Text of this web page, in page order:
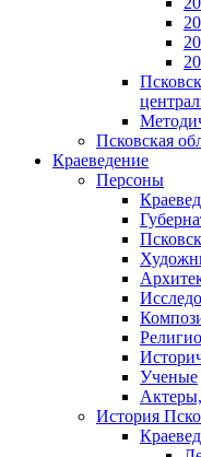
Псковская
Краеведение
Персоны
Ученые
История